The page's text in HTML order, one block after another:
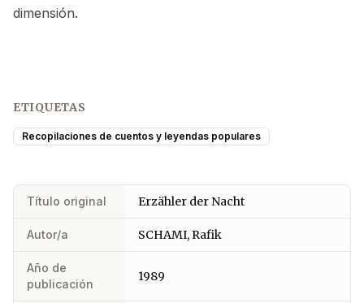
dimensión.
ETIQUETAS
Recopilaciones de cuentos y leyendas populares
Título original Erzähler der Nacht
Autor/a SCHAMI, Rafik
Año de
publicación
1989